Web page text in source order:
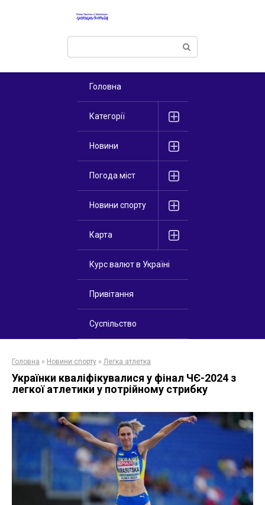
Поиск:
Головна
Категорії
Новини
Погода міст
Новини спорту
Карта
Курс валют в Україні
Привітання
Суспільство
Головна » Новини спорту » Легка атлетка
Українки кваліфікувалися у фінал ЧЄ-2024 з
легкої атлетики у потрійному стрибку